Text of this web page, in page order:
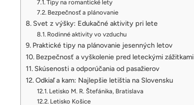
Tipy na romantické lety
Bezpečnosť a plánovanie
Svet z výšky: Edukačné aktivity pri lete
Rodinné aktivity vo vzduchu
Praktické tipy na plánovanie jesenných letov
Bezpečnosť a vyškolenie pred leteckými zážitkami
Skúsenosti a odporúčania od pasažierov
Odkiaľ a kam: Najlepšie letištia na Slovensku
Letisko M. R. Štefánika, Bratislava
Letisko Košice